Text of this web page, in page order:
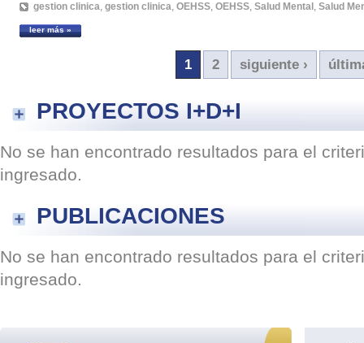
gestion clinica, gestion clinica, OEHSS, OEHSS, Salud Mental , Salud
leer más »
1 2 siguiente ›
PROYECTOS I+D+I
No se han encontrado resultados para el
ingresado.
PUBLICACIONES
No se han encontrado resultados para el
ingresado.